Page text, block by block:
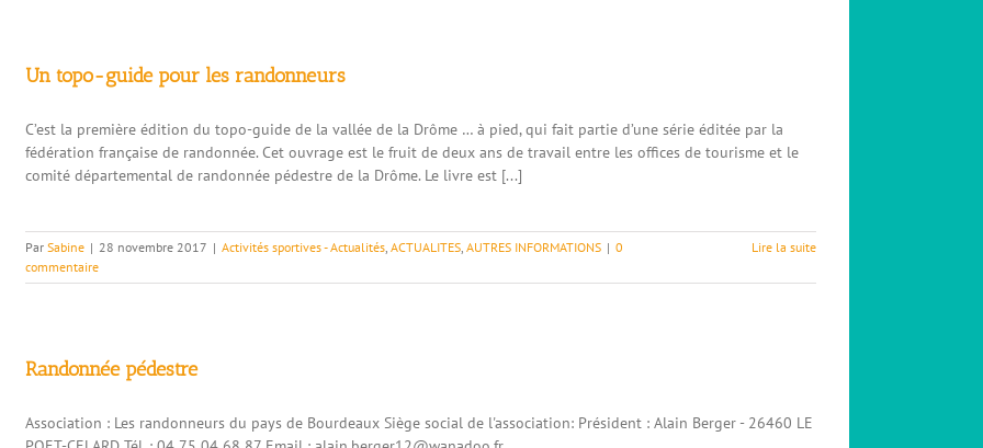
Un topo-guide pour les randonneurs
C’est la première édition du topo-guide de la vallée de la Drôme … à pied, qui fait partie d’une série éditée par la
fédération française de randonnée. Cet ouvrage est le fruit de deux ans de travail entre les offices de tourisme et le
comité départemental de randonnée pédestre de la Drôme. Le livre est [...]
ParSabine | 28 novembre 2017 | Activités sportives - Actualités ,ACTUALITES ,AUTRES INFORMATIONS | 0
commentaire
Lire la suite
Randonnée pédestre
Association : Les randonneurs du pays de Bourdeaux Siège social de l'association: Président : Alain Berger - 26460 LE